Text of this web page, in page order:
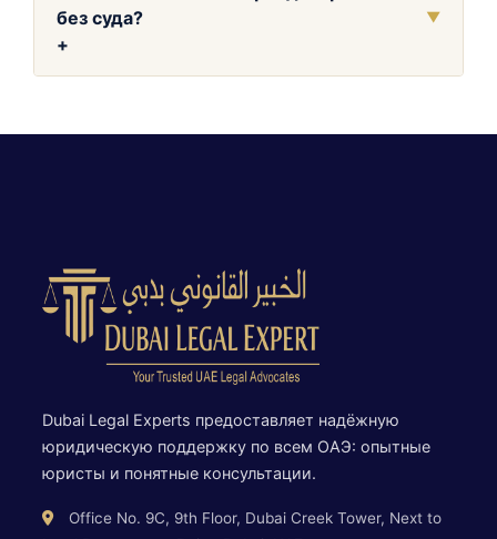
без суда?
+
▼
Dubai Legal Experts предоставляет надёжную
юридическую поддержку по всем ОАЭ: опытные
юристы и понятные консультации.
Office No. 9C, 9th Floor, Dubai Creek Tower, Next to